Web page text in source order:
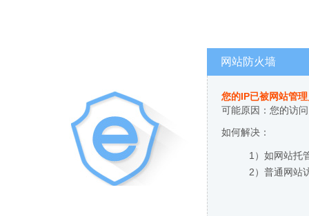
网站防火墙
您的IP已被网站管
可能原因：您的访
如何解决：
1）如网站托
2）普通网站